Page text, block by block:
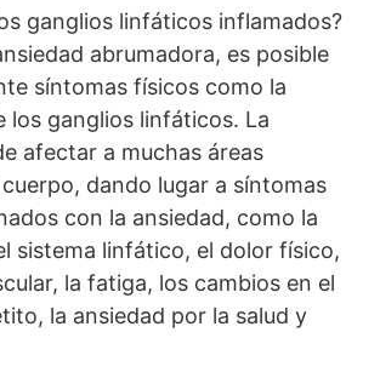
ganglios linfáticos inflamados?
abrumadora, es posible
síntomas físicos como la
los ganglios linfáticos. La
afectar a muchas áreas
dando lugar a síntomas
con la ansiedad, como la
sistema linfático, el dolor físico,
la fatiga, los cambios en el
la ansiedad por la salud y